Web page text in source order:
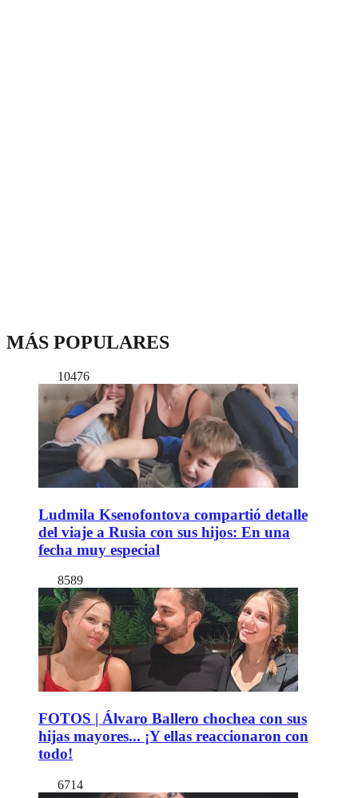
MÁS POPULARES
10476
Ludmila Ksenofontova compartió detalle
del viaje a Rusia con sus hijos: En una
fecha muy especial
8589
FOTOS | Álvaro Ballero chochea con sus
hijas mayores... ¡Y ellas reaccionaron con
todo!
6714